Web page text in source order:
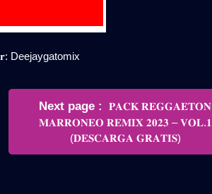
Deejaygatomix
Next page
Newer
Posts
𝐏𝐀𝐂𝐊 𝐑𝐄𝐆𝐆𝐀𝐄𝐓𝐎𝐍
𝐌𝐀𝐑𝐑𝐎𝐍𝐄𝐎 𝐑𝐄𝐌𝐈𝐗 𝟐𝟎𝟐𝟑 – 𝐕𝐎𝐋.𝟏
(𝐃𝐄𝐒𝐂𝐀𝐑𝐆𝐀 𝐆𝐑𝐀𝐓𝐈𝐒)